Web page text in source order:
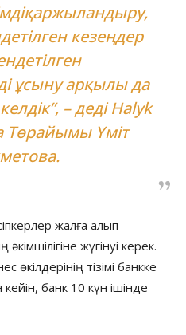
кезеңдер
ұсыну арқылы да
– деді Halyk
Төрайымы Үміт
жалға алып
жүгінуі керек.
тізімі банкке
банк 10 күн ішінде